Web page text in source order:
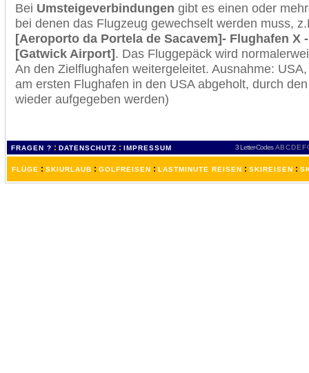
Bei Umsteigeverbindungen gibt es einen oder
bei denen das Flugzeug gewechselt werden muss,
[Aeroporto da Portela de Sacavem]- Flughafen X
[Gatwick Airport]. Das Fluggepäck wird
An den Zielflughafen weitergeleitet. Ausnahme:
am ersten Flughafen in den USA abgeholt, durch
wieder aufgegeben werden)
FRAGEN ? : DATENSCHUTZ : IMPRESSUM 3 Letter-Codes ABCDEF
FLÜGE : SKIURLAUB : GOLFREISEN : LASTMINUTE REISEN : SKIREISEN :